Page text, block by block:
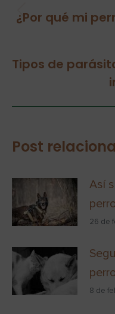
¿Por qué mi
Tipos de
Post
Así
26 de
8 de